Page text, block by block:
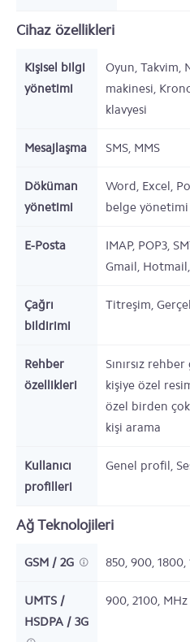
Cihaz özellikleri
Kişisel bilgi
yönetimi
Oyun, Takvim,
makinesi,
klavyesi
Mesajlaşma SMS, MMS
Döküman
yönetimi
Word, Excel,
belge yönetimi
E-Posta
IMAP, POP3,
Gmail,
Çağrı
bildirimi
Titreşim,
Rehber
özellikleri
Sınırsız
kişiye özel
özel birden
kişi arama
Kullanıcı
profilleri
Genel profil,
Ağ Teknolojileri
GSM / 2G 850, 900, 1800,
UMTS /
HSDPA / 3G
900, 2100, MHz